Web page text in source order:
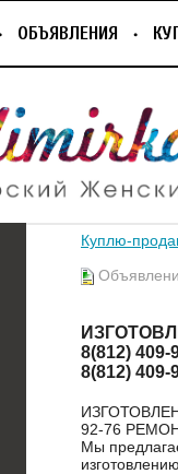
ОБЪЯВЛЕНИЯ
Куплю-
8(812)
8(812)
92-76
Мы